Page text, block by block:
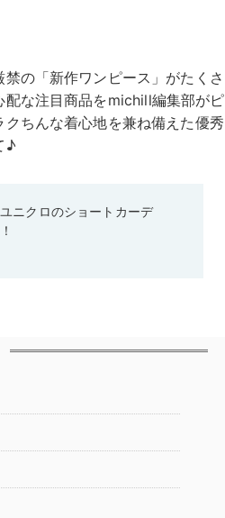
の「新作ワンピース」がたくさ
な注目商品をmichill編集部がピ
ちんな着心地を兼ね備えた優秀
♪
ニクロのショートカーデ